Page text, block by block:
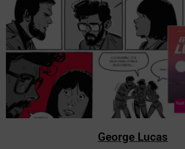
George Lucas